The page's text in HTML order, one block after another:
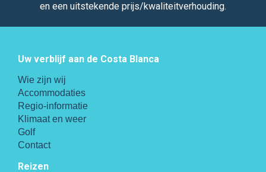
en een uitstekende prijs/kwaliteitverhouding.
Uw verblijf aan de Costa Blanca
Wie zijn wij
Accommodaties
Regio-informatie
Klimaat en weer
Golf
Contact
Reizen